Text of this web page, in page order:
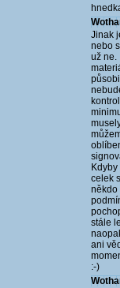
Jinak
nebo
už ne.
celek
někdo
stále
ani
:-)